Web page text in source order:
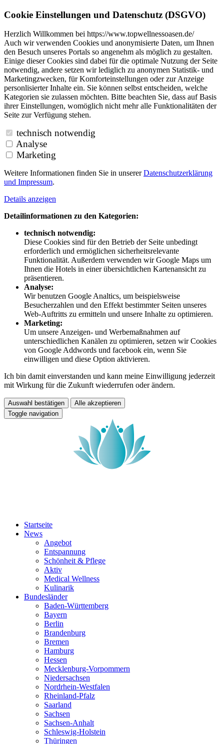
Cookie Einstellungen und Datenschutz (DSGVO)
Herzlich Willkommen bei https://www.topwellnessoasen.de/
Auch wir verwenden Cookies und anonymisierte Daten, um Ihnen
den Besuch unseres Portals so angenehm als möglich zu gestalten.
Einige dieser Cookies sind dabei für die optimale Nutzung der Seite
notwendig, andere setzen wir lediglich zu anonymen Statistik- und
Marketingzwecken, für Komforteinstellungen oder zur Anzeige
personlisierter Inhalte ein. Sie können selbst entscheiden, welche
Kategorien sie zulassen möchten. Bitte beachten Sie, dass auf Basis
ihrer Einstellungen, womöglich nicht mehr alle Funktionalitäten der
Seite zur Verfügung stehen.
technisch notwendig
Analyse
Marketing
Weitere Informationen finden Sie in unsererDatenschutzerklärung
und Impressum.
Details anzeigen
Detailinformationen zu den Kategorien:
technisch notwendig:
Diese Cookies sind für den Betrieb der Seite unbedingt
erforderlich und ermöglichen sicherheitsrelevante
Funktionalität. Außerdem verwenden wir Google Maps um
Ihnen die Hotels in einer übersichtlichen Kartenansicht zu
präsentieren.
Analyse:
Wir benutzen Google Analtics, um beispielsweise
Besucherzahlen und den Effekt bestimmter Seiten unseres
Web-Auftritts zu ermitteln und unsere Inhalte zu optimieren.
Marketing:
Um unsere Anzeigen- und Werbemaßnahmen auf
unterschiedlichen Kanälen zu optimieren, setzen wir Cookies
von Google Addwords und facebook ein, wenn Sie
einwilligen und diese Option aktivieren.
Ich bin damit einverstanden und kann meine Einwilligung jederzeit
mit Wirkung für die Zukunft wiederrufen oder ändern.
Auswahl bestätigen
Alle akzeptieren
Toggle navigation
Startseite
News
Angebot
Entspannung
Schönheit & Pflege
Aktiv
Medical Wellness
Kulinarik
Bundesländer
Baden-Württemberg
Bayern
Berlin
Brandenburg
Bremen
Hamburg
Hessen
Mecklenburg-Vorpommern
Niedersachsen
Nordrhein-Westfalen
Rheinland-Pfalz
Saarland
Sachsen
Sachsen-Anhalt
Schleswig-Holstein
Thüringen